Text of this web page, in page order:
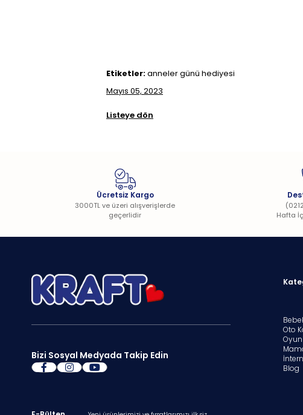
Etiketler:anneler günü hediyesi
Mayıs 05, 2023
Listeye dön
Ücretsiz Kargo
3000TL ve üzeri alışverişlerde
geçerlidir
Hafta
Bizi Sosyal Medyada Takip Edin
Oto
Oyun
Blog